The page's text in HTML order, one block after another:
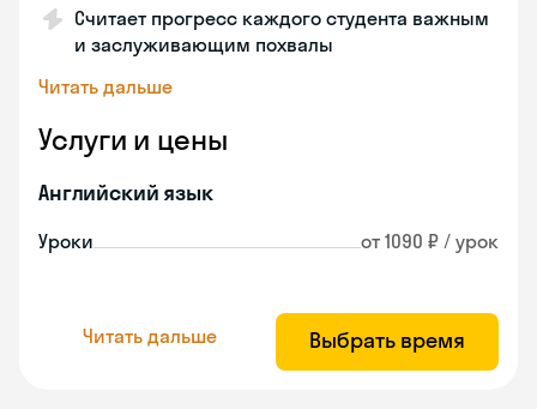
Считает прогресс каждого студента важным
и заслуживающим похвалы
Читать дальше
Услуги и цены
Английский язык
Уроки от 1090 ₽ / урок
Читать дальше Выбрать время